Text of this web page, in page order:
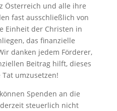
Österreich und alle ihre
fast ausschließlich von
Einheit der Christen in
das finanzielle
danken jedem Förderer,
Beitrag hilft, dieses
umzusetzen!
Spenden an die
steuerlich nicht